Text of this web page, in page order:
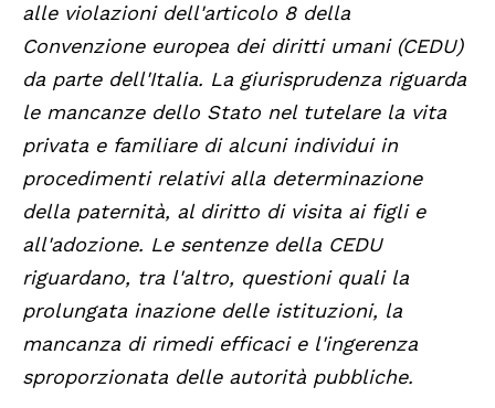
alle violazioni dell'articolo 8 della
Convenzione europea dei diritti umani (CEDU)
da parte dell'Italia. La giurisprudenza riguarda
le mancanze dello Stato nel tutelare la vita
privata e familiare di alcuni individui in
procedimenti relativi alla determinazione
della paternità, al diritto di visita ai figli e
all'adozione. Le sentenze della CEDU
riguardano, tra l'altro, questioni quali la
prolungata inazione delle istituzioni, la
mancanza di rimedi efficaci e l'ingerenza
sproporzionata delle autorità pubbliche.